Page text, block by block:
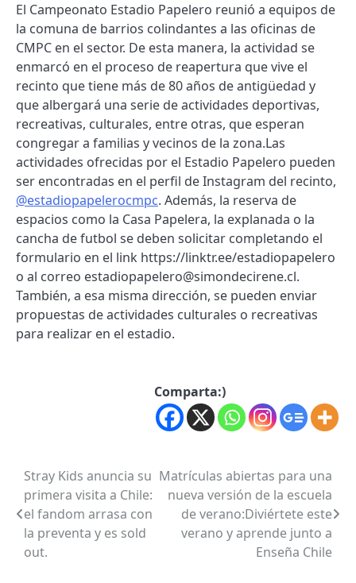
El Campeonato Estadio Papelero reunió a equipos de
la comuna de barrios colindantes a las oficinas de
CMPC en el sector. De esta manera, la actividad se
enmarcó en el proceso de reapertura que vive el
recinto que tiene más de 80 años de antigüedad y
que albergará una serie de actividades deportivas,
recreativas, culturales, entre otras, que esperan
congregar a familias y vecinos de la zona.Las
actividades ofrecidas por el Estadio Papelero pueden
ser encontradas en el perfil de Instagram del recinto,
@estadiopapelerocmpc. Además, la reserva de
espacios como la Casa Papelera, la explanada o la
cancha de futbol se deben solicitar completando el
formulario en el link https://linktr.ee/estadiopapelero
o al correo estadiopapelero@simondecirene.cl.
También, a esa misma dirección, se pueden enviar
propuestas de actividades culturales o recreativas
para realizar en el estadio.
Comparta:)
Post
navigation
Stray Kids anuncia su
primera visita a Chile:
el fandom arrasa con
la preventa y es sold
out.
Matrículas abiertas para una
nueva versión de la escuela
de verano:Diviértete este
verano y aprende junto a
Enseña Chile